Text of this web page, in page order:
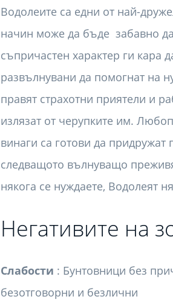
Водолеите са едни от най-
начин може да бъде забавно
съпричастен характер ги кара
развълнувани да помогнат на
правят страхотни приятели и
излязат от черупките им.
винаги са готови да
следващото вълнуващо
някога се нуждаете, Водолеят
Негативите на
Слабости : Бунтовници без
безотговорни и безлични